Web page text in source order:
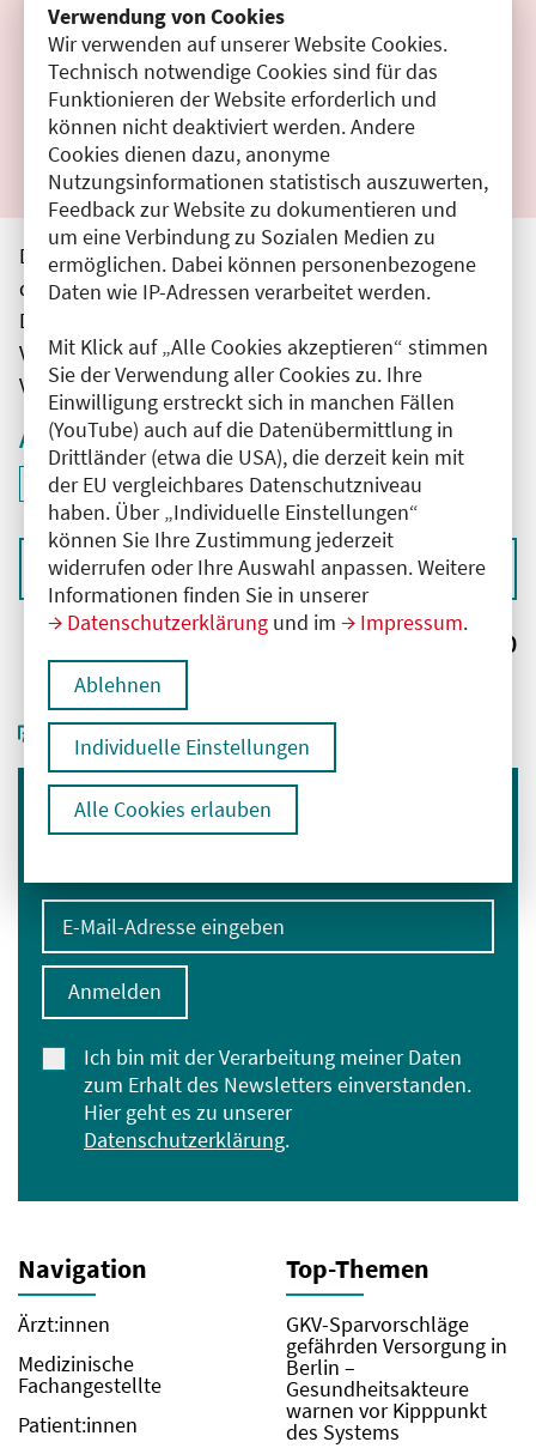
Verwendung von Cookies
Wir verwenden auf unserer Website Cookies.
Technisch notwendige Cookies sind für das
Funktionieren der Website erforderlich und
können nicht deaktiviert werden. Andere
Cookies dienen dazu, anonyme
Nutzungsinformationen statistisch auszuwerten,
Feedback zur Website zu dokumentieren und
um eine Verbindung zu Sozialen Medien zu
ermöglichen. Dabei können personenbezogene
Daten wie IP-Adressen verarbeitet werden.
Mit Klick auf „Alle Cookies akzeptieren“ stimmen
Sie der Verwendung aller Cookies zu. Ihre
Einwilligung erstreckt sich in manchen Fällen
(YouTube) auch auf die Datenübermittlung in
Drittländer (etwa die USA), die derzeit kein mit
der EU vergleichbares Datenschutzniveau
haben. Über „Individuelle Einstellungen“
können Sie Ihre Zustimmung jederzeit
widerrufen oder Ihre Auswahl anpassen. Weitere
Informationen finden Sie in unserer
Datenschutzerklärung und im Impressum.
Ablehnen
Individuelle Einstellungen
Alle Cookies erlauben
Filter zurücksetzen
Ergebnisse drucken
Die hier aufgeführten Veranstaltungen entsprechen
den unmittelbar vom Veranstalter getätigten Angaben.
Die Ärztekammer Berlin übernimmt keine
Verantwortung für den Inhalt, die Haftung obliegt dem
Veranstalter.
Aktive Filter
Filter
ID: ANT-2503715
deaktivieren und Suchergebnisse neu laden
Sortieren nach
Ergebnisse: 0
Immer informiert bleiben
E-Mail-Adresse eingeben
Ich bin mit der Verarbeitung meiner Daten
zum Erhalt des Newsletters einverstanden.
Hier geht es zu unserer
Datenschutzerklärung.
Anmelden
Navigation
Ärzt:innen
Medizinische
Fachangestellte
Patient:innen
Top-Themen
GKV-Sparvorschläge
gefährden Versorgung in
Berlin –
Gesundheitsakteure
warnen vor Kipppunkt
des Systems